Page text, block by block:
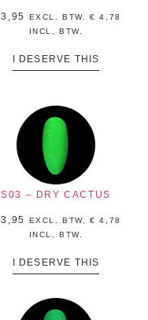
3,95 EXCL. BTW.€ 4,78
INCL, BTW.
I DESERVE THIS
S03 – DRY CACTUS
3,95 EXCL. BTW.€ 4,78
INCL, BTW.
I DESERVE THIS